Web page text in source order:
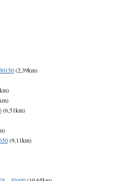
(2,39km)
(6,51km)
(9,11km)